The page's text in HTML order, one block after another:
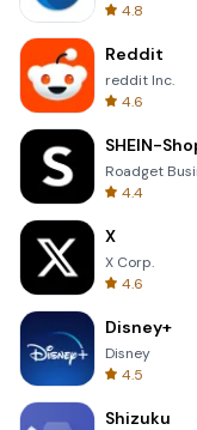
4.8
Reddit
reddit Inc.
4.6
SHEIN-
Roadget
4.4
X
X Corp.
4.6
Disney+
Disney
4.5
Shizuku